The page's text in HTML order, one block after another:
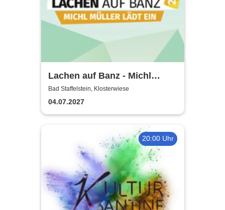
Lachen auf Banz - Michl
Müller lädt ein
Bad Staffelstein, Klosterwiese
04.07.2027
20:00 Uhr